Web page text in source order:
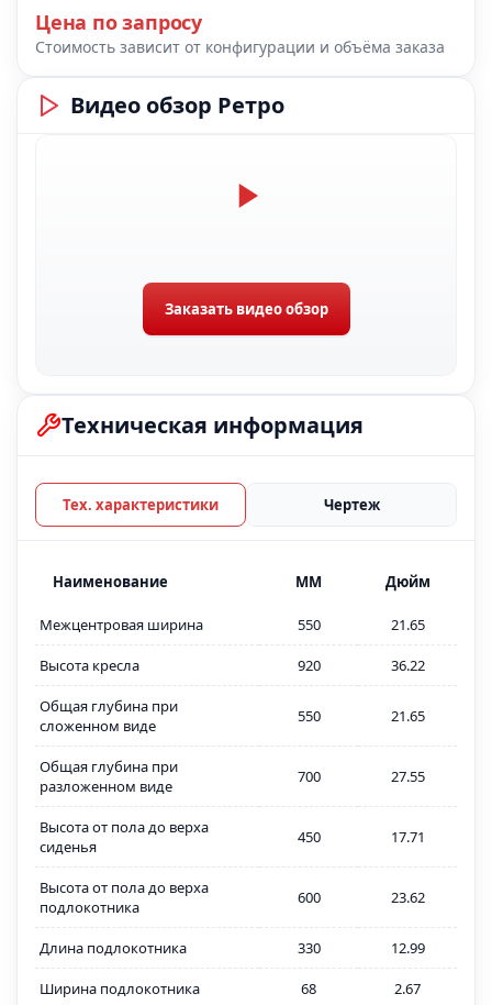
Цена по запросу
Стоимость зависит от конфигурации и объёма заказа
Видео обзор Ретро
Заказать видео обзор
Техническая информация
Тех. характеристики Чертеж
Наименование MM Дюйм
Межцентровая ширина 550 21.65
Высота кресла 920 36.22
Общая глубина при
сложенном виде
550 21.65
Общая глубина при
разложенном виде
700 27.55
Высота от пола до верха
сиденья
450 17.71
Высота от пола до верха
подлокотника
600 23.62
Длина подлокотника 330 12.99
Ширина подлокотника 68 2.67